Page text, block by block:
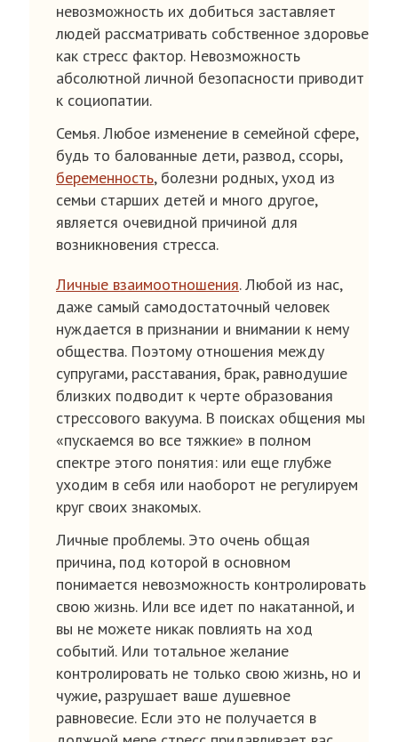
невозможность их добиться заставляет
людей рассматривать собственное здоровье
как стресс фактор. Невозможность
абсолютной личной безопасности приводит
к социопатии.
Семья. Любое изменение в семейной сфере,
будь то балованные дети, развод, ссоры,
беременность, болезни родных, уход из
семьи старших детей и много другое,
является очевидной причиной для
возникновения стресса.
Личные взаимоотношения. Любой из нас,
даже самый самодостаточный человек
нуждается в признании и внимании к нему
общества. Поэтому отношения между
супругами, расставания, брак, равнодушие
близких подводит к черте образования
стрессового вакуума. В поисках общения мы
«пускаемся во все тяжкие» в полном
спектре этого понятия: или еще глубже
уходим в себя или наоборот не регулируем
круг своих знакомых.
Личные проблемы. Это очень общая
причина, под которой в основном
понимается невозможность контролировать
свою жизнь. Или все идет по накатанной, и
вы не можете никак повлиять на ход
событий. Или тотальное желание
контролировать не только свою жизнь, но и
чужие, разрушает ваше душевное
равновесие. Если это не получается в